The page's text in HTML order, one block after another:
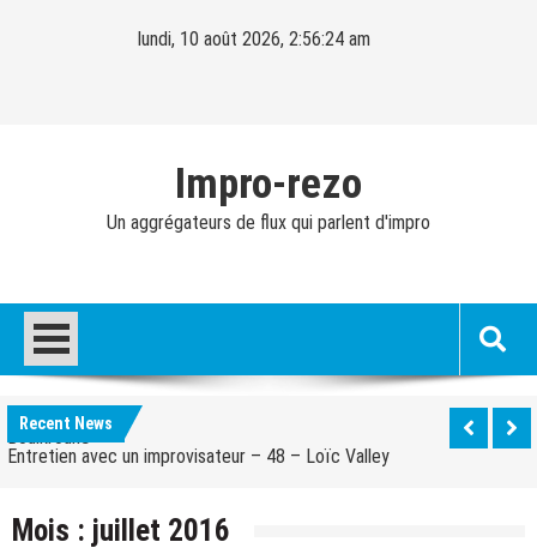
lundi, 10 août 2026, 2:56:25 am
Impro-rezo
Un aggrégateurs de flux qui parlent d'impro
Recent News
Entretien avec un improvisateur – 40 – Cédric
Fernandez
Entretien avec un improvisateur – 49 – Olivier
Boulkroune
Entretien avec un improvisateur – 48 – Loïc Valley
Entretien avec un improvisateur – 46 – Caspar
Mois : juillet 2016